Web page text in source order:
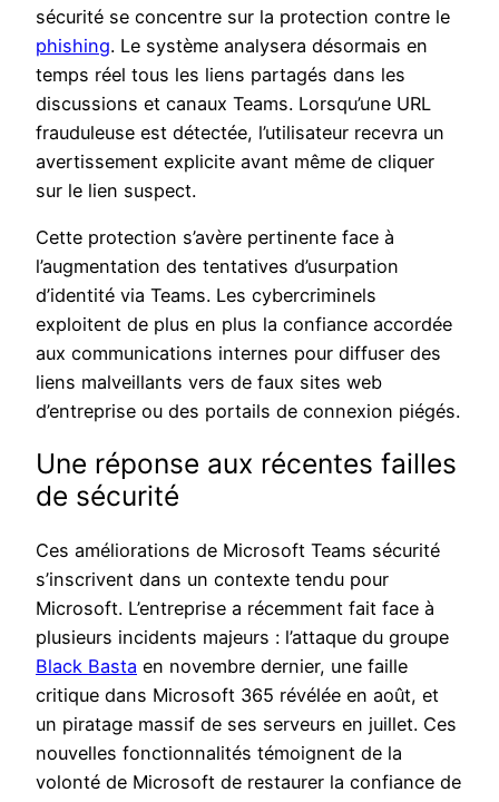
sécurité se concentre sur la protection contre le
phishing. Le système analysera désormais en
temps réel tous les liens partagés dans les
discussions et canaux Teams. Lorsqu’une URL
frauduleuse est détectée, l’utilisateur recevra un
avertissement explicite avant même de cliquer
sur le lien suspect.
Cette protection s’avère pertinente face à
l’augmentation des tentatives d’usurpation
d’identité via Teams. Les cybercriminels
exploitent de plus en plus la confiance accordée
aux communications internes pour diffuser des
liens malveillants vers de faux sites web
d’entreprise ou des portails de connexion piégés.
Une réponse aux récentes failles
de sécurité
Ces améliorations de Microsoft Teams sécurité
s’inscrivent dans un contexte tendu pour
Microsoft. L’entreprise a récemment fait face à
plusieurs incidents majeurs : l’attaque du groupe
Black Basta en novembre dernier, une faille
critique dans Microsoft 365 révélée en août, et
un piratage massif de ses serveurs en juillet. Ces
nouvelles fonctionnalités témoignent de la
volonté de Microsoft de restaurer la confiance de